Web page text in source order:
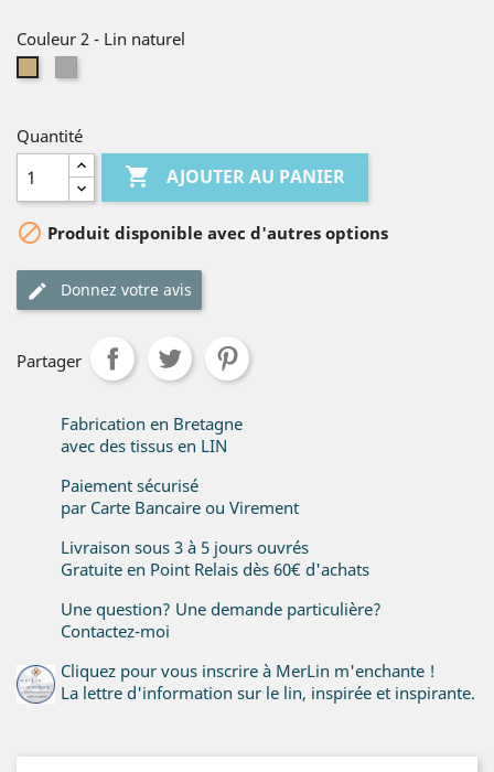
Couleur 2 - Lin naturel
Quantité
 AJOUTER AU PANIER
 Produit disponible avec d'autres options
Donnez votre avis
Partager
Fabrication en Bretagne
avec des tissus en LIN
Paiement sécurisé
par Carte Bancaire ou Virement
Livraison sous 3 à 5 jours ouvrés
Gratuite en Point Relais dès 60€ d'achats
Une question? Une demande particulière?
Contactez-moi
Cliquez pour vous inscrire à MerLin m'enchante !
La lettre d'information sur le lin, inspirée et inspirante.